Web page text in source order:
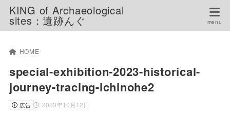
KING of Archaeological
sites：遺跡んぐ
HOME
special-exhibition-2023-historical-
journey-tracing-ichinohe2
広告 2023年10月12日